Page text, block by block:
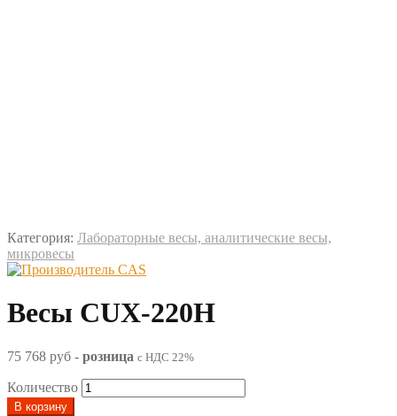
Категория: Лабораторные весы, аналитические весы,
микровесы
Весы CUX-220H
75 768 руб - розница с НДС 22%
Количество
В корзину